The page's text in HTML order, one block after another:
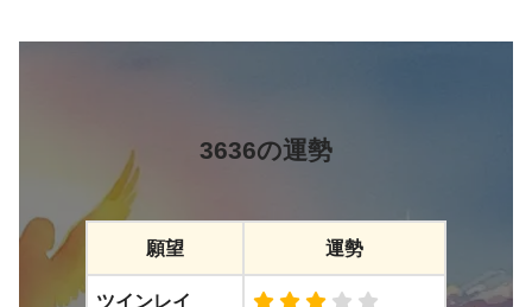
3636の運勢
願望 運勢
ツインレイ